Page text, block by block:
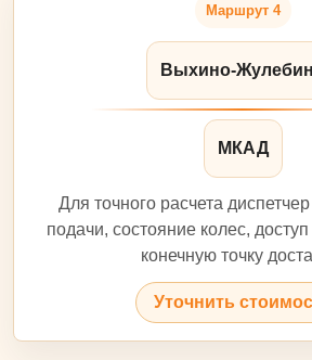
Маршрут 4
Выхино-
МКАД
Для точного расчета
подачи, состояние колес,
конечную точку
Уточнить